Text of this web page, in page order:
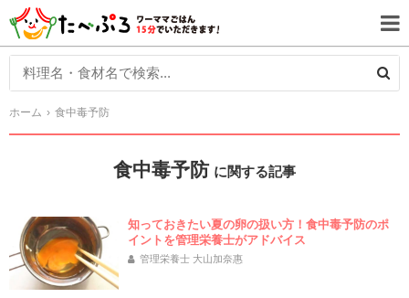
ホーム 食中毒予防
食中毒予防 に関する記事
知っておきたい夏の卵の扱い方！食中毒予防のポ
イントを管理栄養士がアドバイス
管理栄養士 大山加奈惠